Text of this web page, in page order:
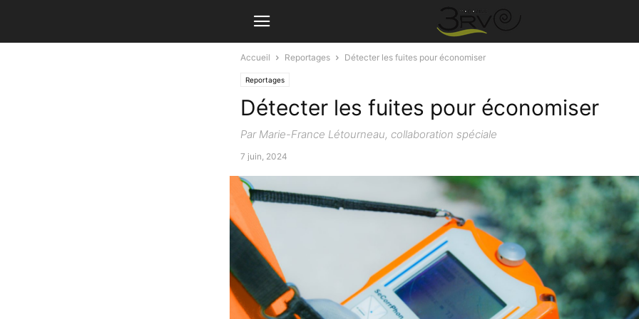
Accueil Reportages Détecter les fuites pour économiser
Reportages
Détecter les fuites pour économiser
Par Marie-France Létourneau, collaboration spéciale
7 juin, 2024